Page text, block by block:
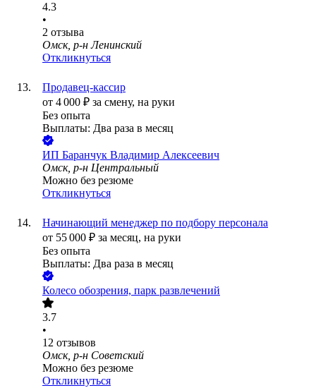
4.3
•
2 отзыва
Омск, р-н Ленинский
Откликнуться
Продавец-кассир
от 4 000 ₽ за смену, на руки
Без опыта
Выплаты: Два раза в месяц
ИП Баранчук Владимир Алексеевич
Омск, р-н Центральный
Можно без резюме
Откликнуться
Начинающий менеджер по подбору персонала
от 55 000 ₽ за месяц, на руки
Без опыта
Выплаты: Два раза в месяц
Колесо обозрения, парк развлечений
3.7
•
12 отзывов
Омск, р-н Советский
Можно без резюме
Откликнуться